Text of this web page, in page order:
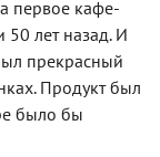
первое кафе-
лет назад. И
прекрасный
Продукт был
было бы